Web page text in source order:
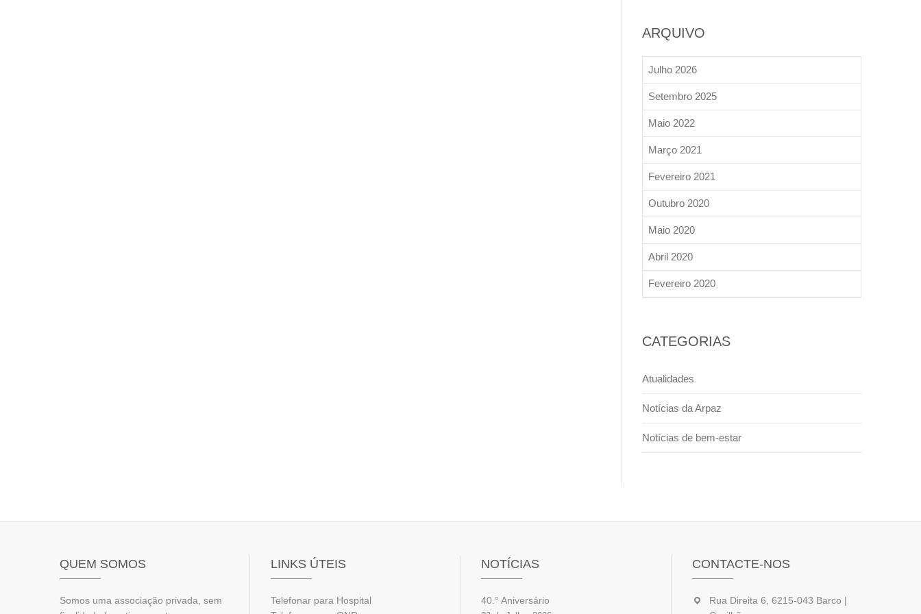
ARQUIVO
Julho 2026
Setembro 2025
Maio 2022
Março 2021
Fevereiro 2021
Outubro 2020
Maio 2020
Abril 2020
Fevereiro 2020
CATEGORIAS
Atualidades
Notícias da Arpaz
Notícias de bem-estar
QUEM SOMOS
Somos uma associação privada, sem
LINKS ÚTEIS
Telefonar para Hospital
NOTÍCIAS
40.° Aniversário
CONTACTE-NOS
Rua Direita 6, 6215-043 Barco |